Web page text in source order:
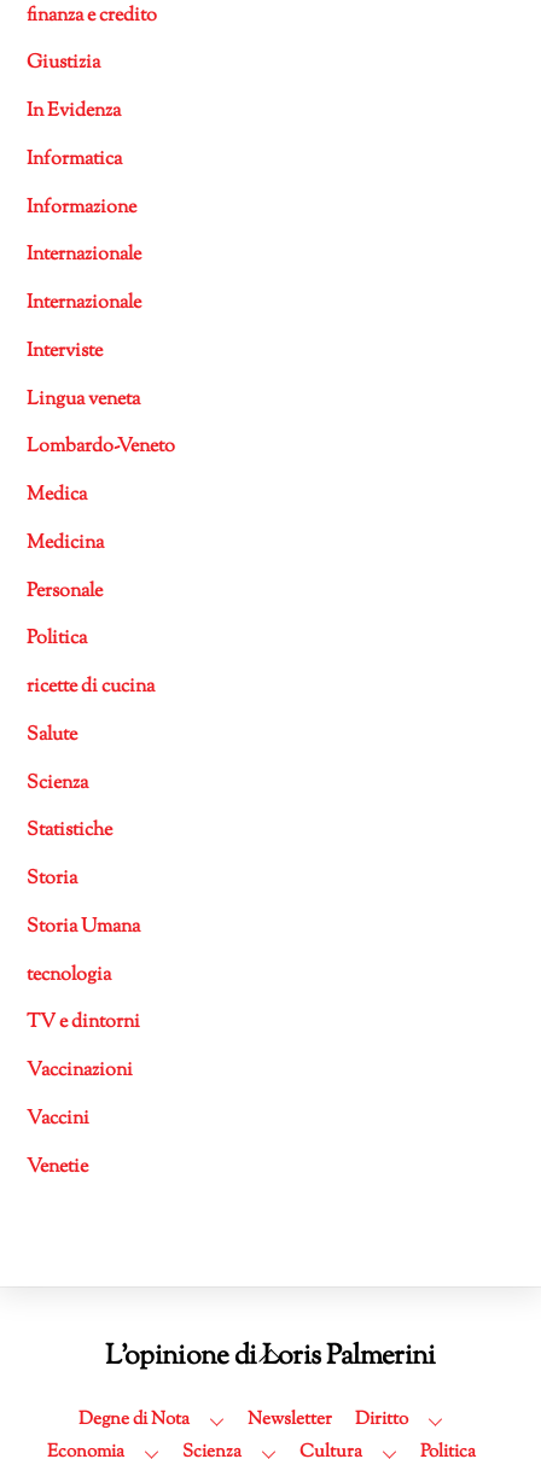
finanza e credito
Giustizia
In Evidenza
Informatica
Informazione
Internazionale
Internazionale
Interviste
Lingua veneta
Lombardo-Veneto
Medica
Medicina
Personale
Politica
ricette di cucina
Salute
Scienza
Statistiche
Storia
Storia Umana
tecnologia
TV e dintorni
Vaccinazioni
Vaccini
Venetie
Back
Top
L'opinione di Loris Palmerini
Degne di Nota Newsletter
Diritto
Economia
Scienza Cultura Politica